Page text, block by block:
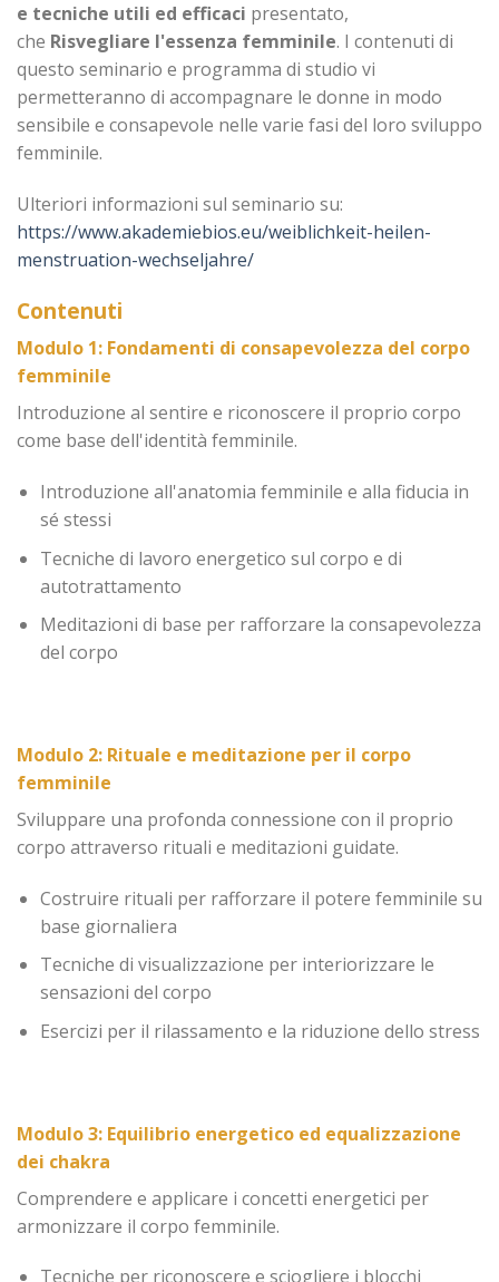
e tecniche utili ed efficaci presentato,
che Risvegliare l'essenza femminile. I contenuti di
questo seminario e programma di studio vi
permetteranno di accompagnare le donne in modo
sensibile e consapevole nelle varie fasi del loro sviluppo
femminile.
Ulteriori informazioni sul seminario su:
https://www.akademiebios.eu/weiblichkeit-heilen-
menstruation-wechseljahre/
Contenuti
Modulo 1: Fondamenti di consapevolezza del corpo
femminile
Introduzione al sentire e riconoscere il proprio corpo
come base dell'identità femminile.
Introduzione all'anatomia femminile e alla fiducia in
sé stessi
Tecniche di lavoro energetico sul corpo e di
autotrattamento
Meditazioni di base per rafforzare la consapevolezza
del corpo
Modulo 2: Rituale e meditazione per il corpo
femminile
Sviluppare una profonda connessione con il proprio
corpo attraverso rituali e meditazioni guidate.
Costruire rituali per rafforzare il potere femminile su
base giornaliera
Tecniche di visualizzazione per interiorizzare le
sensazioni del corpo
Esercizi per il rilassamento e la riduzione dello stress
Modulo 3: Equilibrio energetico ed equalizzazione
dei chakra
Comprendere e applicare i concetti energetici per
armonizzare il corpo femminile.
Tecniche per riconoscere e sciogliere i blocchi